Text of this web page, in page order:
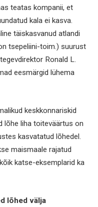
teatas kompanii, et
kala ei kasva.
täiskasvanud atlandi
tsepeliini-toim.) suurust
Ronald L.
eesmärgid lühema
keskkonnariskid
lõhe liha toiteväärtus on
kasvatatud lõhedel.
maismaale rajatud
katse-eksemplarid ka
lõhed välja